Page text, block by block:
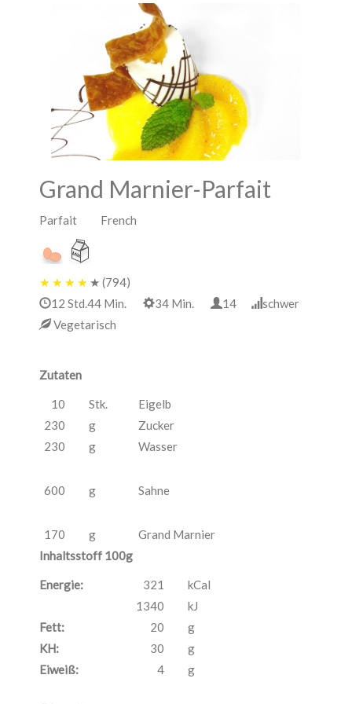
Grand Marnier-Parfait
Parfait French
★ ★ ★ ★ ★ (794)
12 Std.44 Min.
34 Min. 14
schwer
Vegetarisch
Zutaten
10 Stk.
Eigelb
230
g
Zucker
230
g Wasser
600 g Sahne
170 g
Grand Marnier
Inhaltsstoff 100g
Energie: 321
kCal
1340
kJ
Fett:
20
g
KH:
30
g
Eiweiß:
4 g